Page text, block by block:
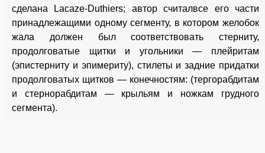
сделана Lacaze-Duthiers; автор считалвсе его части
принадлежащими одному сегменту, в котором желобок
жала должен был соответствовать стерниту,
продолговатые щитки и угольники — плейритам
(эпистерниту и эпимериту), стилеты и задние придатки
продолговатых щитков — конечностям: (тергорабдитам
и стернорабдитам — крыльям и ножкам грудного
сегмента).